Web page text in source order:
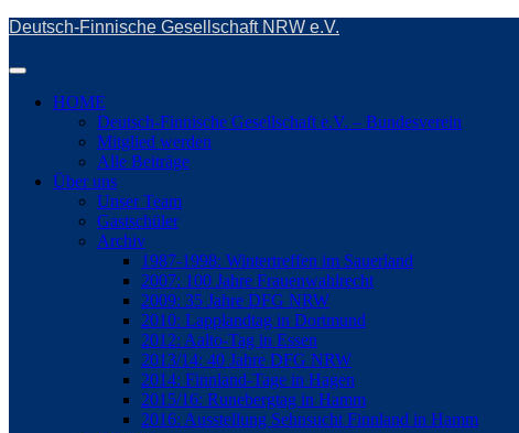
Skip
main
Deutsch-Finnische Gesellschaft NRW e.V.
Toggle
navigation
HOME
Deutsch-Finnische Gesellschaft e.V. – Bundesverein
Mitglied werden
Alle Beiträge
Über uns
Unser Team
Gastschüler
Archiv
1987-1998: Wintertreffen im Sauerland
2007: 100 Jahre Frauenwahlrecht
2009: 35 Jahre DFG NRW
2010: Lapplandtag in Dortmund
2012: Aalto-Tag in Essen
2013/14: 40 Jahre DFG NRW
2014: Finnland-Tage in Hagen
2015/16: Runebergtag in Hamm
2016: Ausstellung Sehnsucht Finnland in Hamm